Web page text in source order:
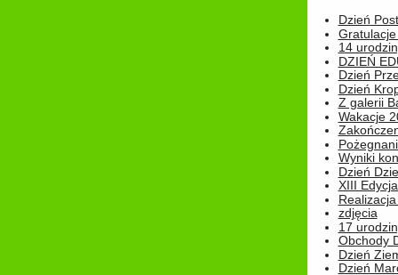
Dzień
14
DZIEŃ
Dzień
Dzień
Z galerii
Wakacje
Wyniki
Dzień
XIII
zdjęcia
17
Obchody
Dzień
Dzień